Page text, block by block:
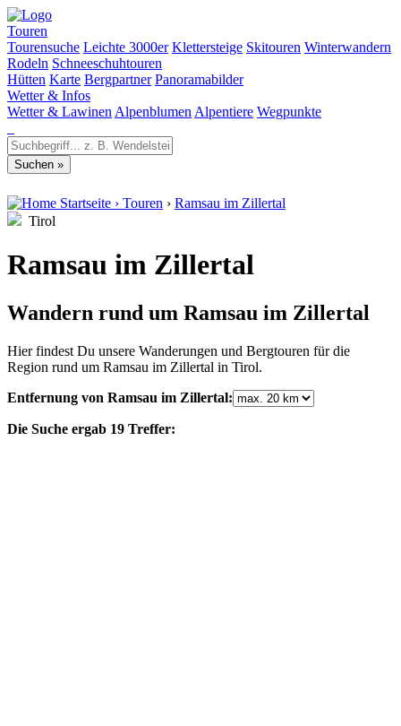
Touren
Tourensuche Leichte 3000er Klettersteige Skitouren Winterwandern
Rodeln Schneeschuhtouren
Hütten Karte Bergpartner Panoramabilder
Wetter & Infos
Wetter & Lawinen Alpenblumen Alpentiere Wegpunkte
Startseite › Touren › Ramsau im Zillertal
Tirol
Ramsau im Zillertal
Wandern rund um Ramsau im Zillertal
Hier findest Du unsere Wanderungen und Bergtouren für die
Region rund um Ramsau im Zillertal in Tirol.
Entfernung von Ramsau im Zillertal:
Die Suche ergab 19 Treffer: